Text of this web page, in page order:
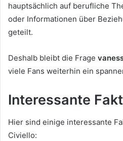
hauptsächlich auf berufliche
oder Informationen über
geteilt.
Deshalb bleibt die Frage
viele Fans weiterhin ein
Interessante
Hier sind einige interessante
Civiello: